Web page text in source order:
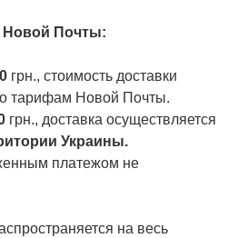
Новой Почты:
грн., стоимость доставки
тарифам Новой Почты.
грн., доставка осуществляется
Украины.
платежом не
на весь